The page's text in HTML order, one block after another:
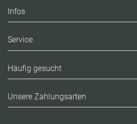
Infos
Service
Häufig gesucht
Unsere Zahlungsarten